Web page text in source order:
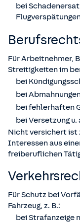
bei
Für Arbeitnehmer,
Streitigkeiten im
bei
bei
bei fehlerhaften
bei Versetzung u.
Nicht versichert ist
Interessen aus
freiberuflichen
Für Schutz bei
Fahrzeug, z. B.:
bei Strafanzeige